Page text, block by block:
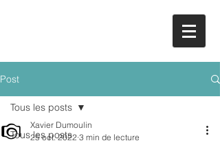
Post
Tous les posts
Tous les posts
Xavier Dumoulin
25 oct. 2022 3 min de lecture